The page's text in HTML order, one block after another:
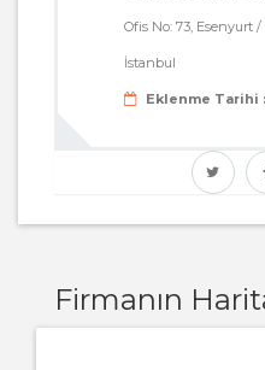
Ofis No: 73, Esenyurt
İstanbul
Eklenme Tarihi :
Firmanın